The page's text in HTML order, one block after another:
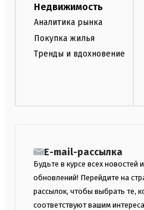
Недвижимость
Аналитика рынка
Покупка жилья
Тренды и вдохновение
E-mail-рассылка
Будьте в курсе всех новостей и
обновлений! Перейдите на
рассылок, чтобы выбрать те,
соответствуют вашим